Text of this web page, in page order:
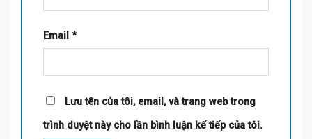
Email *
Lưu tên của tôi, email, và trang web trong
trình duyệt này cho lần bình luận kế tiếp của tôi.